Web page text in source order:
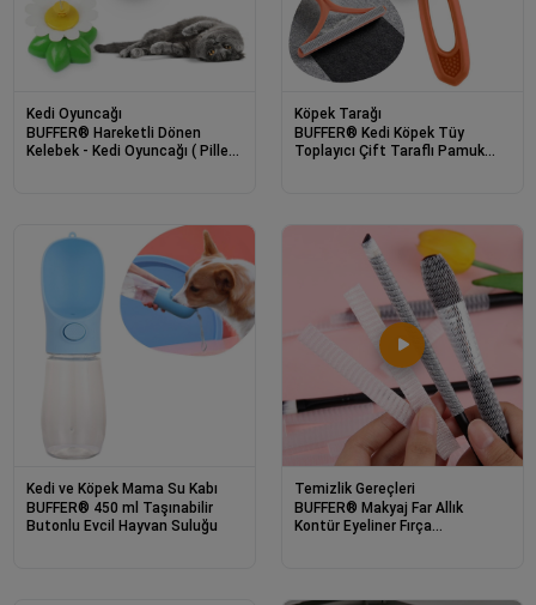
Kedi Oyuncağı
BUFFER® Hareketli Dönen
Kelebek - Kedi Oyuncağı ( Pille
Köpek Tarağı
BUFFER® Kedi Köpek Tüy
Toplayıcı Çift Taraflı Pamuk
Kedi ve Köpek Mama Su Kabı
BUFFER® 450 ml Taşınabilir
Butonlu Evcil Hayvan Suluğu
Temizlik Gereçleri
BUFFER® Makyaj Far Allık
Kontür Eyeliner Fırça